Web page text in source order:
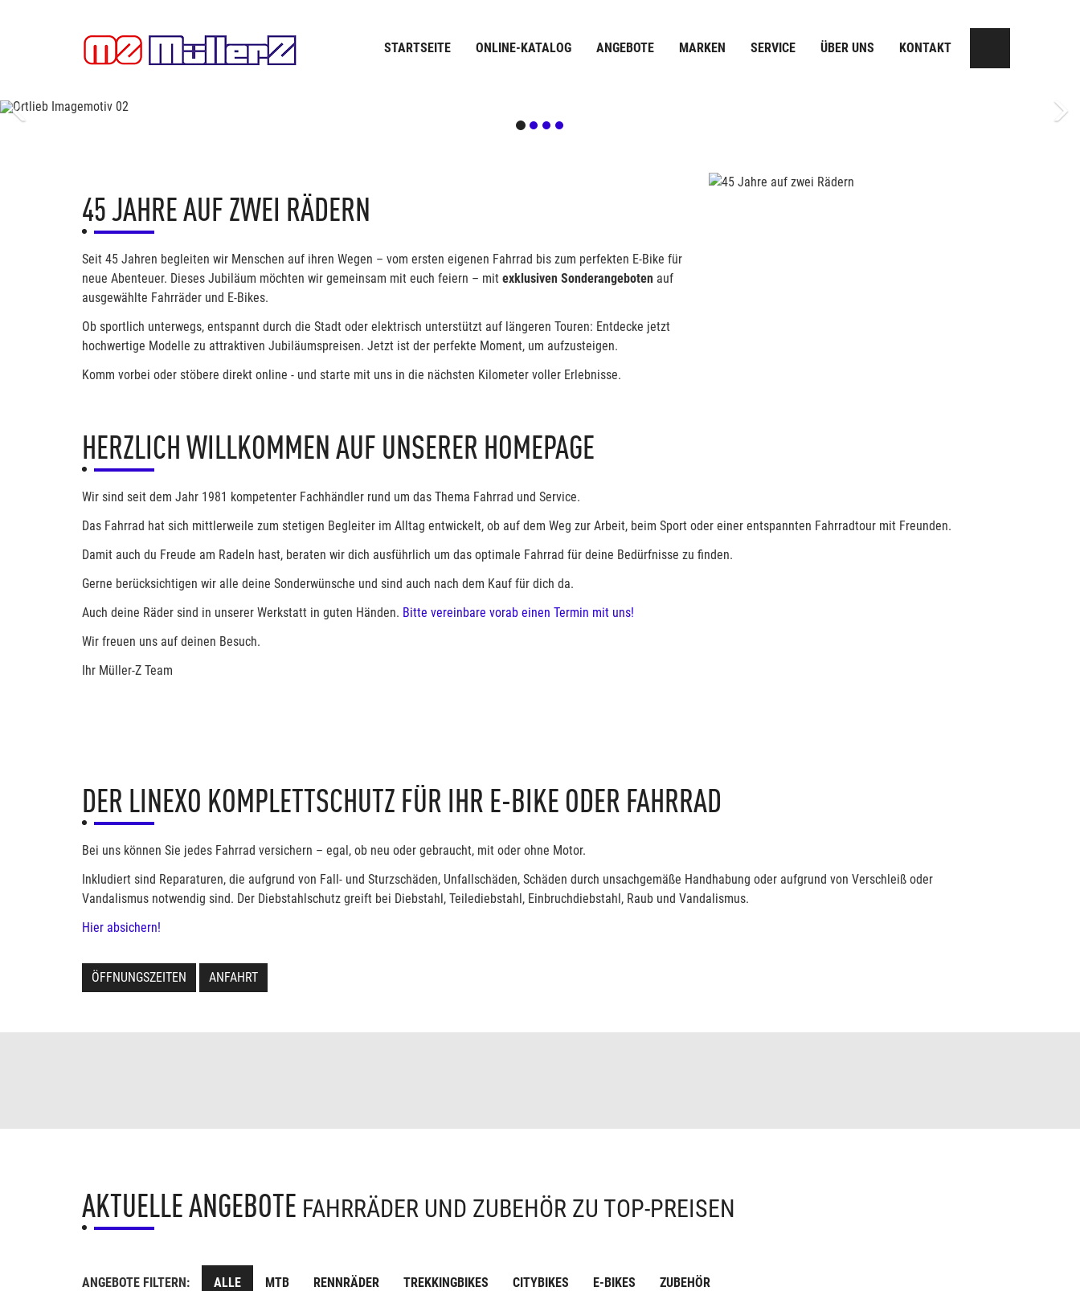
STARTSEITE ONLINE-KATALOG ANGEBOTE MARKEN SERVICE ÜBER UNS KONTAKT
Previous
45 JAHRE AUF ZWEI RÄDERN
Seit 45 Jahren begleiten wir Menschen auf ihren Wegen – vom ersten eigenen Fahrrad bis zum perfekten E-Bike für
neue Abenteuer. Dieses Jubiläum möchten wir gemeinsam mit euch feiern – mit exklusiven Sonderangeboten auf
ausgewählte Fahrräder und E-Bikes.
Ob sportlich unterwegs, entspannt durch die Stadt oder elektrisch unterstützt auf längeren Touren: Entdecke jetzt
hochwertige Modelle zu attraktiven Jubiläumspreisen. Jetzt ist der perfekte Moment, um aufzusteigen.
Komm vorbei oder stöbere direkt online - und starte mit uns in die nächsten Kilometer voller Erlebnisse.
HERZLICH WILLKOMMEN AUF UNSERER HOMEPAGE
Wir sind seit dem Jahr 1981 kompetenter Fachhändler rund um das Thema Fahrrad und Service.
Das Fahrrad hat sich mittlerweile zum stetigen Begleiter im Alltag entwickelt, ob auf dem Weg zur Arbeit, beim Sport oder einer entspannten Fahrradtour mit Freunden.
Damit auch du Freude am Radeln hast, beraten wir dich ausführlich um das optimale Fahrrad für deine Bedürfnisse zu finden.
Gerne berücksichtigen wir alle deine Sonderwünsche und sind auch nach dem Kauf für dich da.
Auch deine Räder sind in unserer Werkstatt in guten Händen. Bitte vereinbare vorab einen Termin mit uns!
Wir freuen uns auf deinen Besuch.
Ihr Müller-Z Team
DER LINEXO KOMPLETTSCHUTZ FÜR IHR E-BIKE ODER FAHRRAD
Bei uns können Sie jedes Fahrrad versichern – egal, ob neu oder gebraucht, mit oder ohne Motor.
Inkludiert sind Reparaturen, die aufgrund von Fall- und Sturzschäden, Unfallschäden, Schäden durch unsachgemäße Handhabung oder aufgrund von Verschleiß oder
Vandalismus notwendig sind. Der Diebstahlschutz greift bei Diebstahl, Teilediebstahl, Einbruchdiebstahl, Raub und Vandalismus.
Hier absichern!
ÖFFNUNGSZEITEN ANFAHRT
AKTUELLE ANGEBOTE FAHRRÄDER UND ZUBEHÖR ZU TOP-PREISEN
ANGEBOTE FILTERN: ALLE MTB RENNRÄDER TREKKINGBIKES CITYBIKES E-BIKES ZUBEHÖR